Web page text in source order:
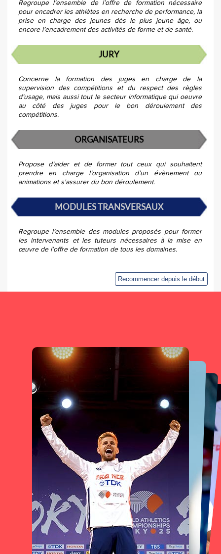
Regroupe l’ensemble de l’offre de formation nécessaire
pour encadrer les athlètes en recherche de performance, la
prise en charge des jeunes dès le plus jeune âge, ou
encore l’encadrement des activités de forme et de santé.
JURY
Concerne la formation des juges en charge de la
supervision des compétitions et du respect des règles
d’usage, mais aussi tout le secteur informatique qui oeuvre
au côté des juges pour le bon déroulement des
compétitions.
ORGANISATEURS
Propose d’aider et de former tout ceux qui souhaitent
prendre en charge l’organisation d’un évènement ou
animations et s'assurer du bon déroulement.
MODULES TRANSVERSAUX
Regroupe l’ensemble des modules proposés pour former
les intervenants et les tuteurs nécessaires à la mise en
œuvre de l’offre de formation de tous les domaines.